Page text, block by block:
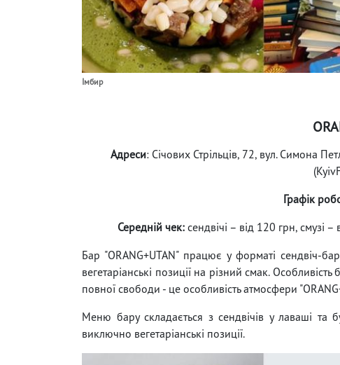
Імбир
Адреси: Січових Стрільців, 72, вул. Симона
Графік
Середній чек: сендвічі – від 120 грн, смузі
Бар "ORANG+UTAN" працює у форматі сендвіч-
вегетаріанські позиції на різний смак.
повної свободи - це особливість атмосфери
Меню бару складається з сендвічів у лаваші та
виключно вегетаріанські позиції.